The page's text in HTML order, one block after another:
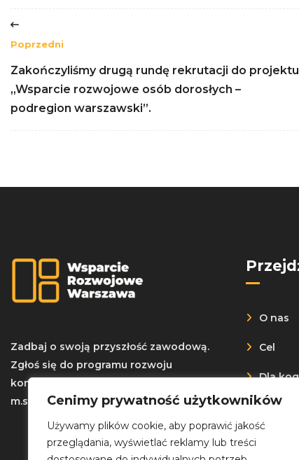
Cenimy prywatność użytkowników
Używamy plików cookie, aby poprawić jakość
przeglądania, wyświetlać reklamy lub treści
Poprzedni
Zakończyliśmy drugą rundę rekrutacji do projektu
„Wsparcie rozwojowe osób dorosłych –
podregion warszawski”.
Zadbaj o swoją przyszłość zawodową.
Zgłoś się do programu rozwoju
kompetencji w regionie warszawskim –
m.st. Warszawa
O nas
Cel
Dla